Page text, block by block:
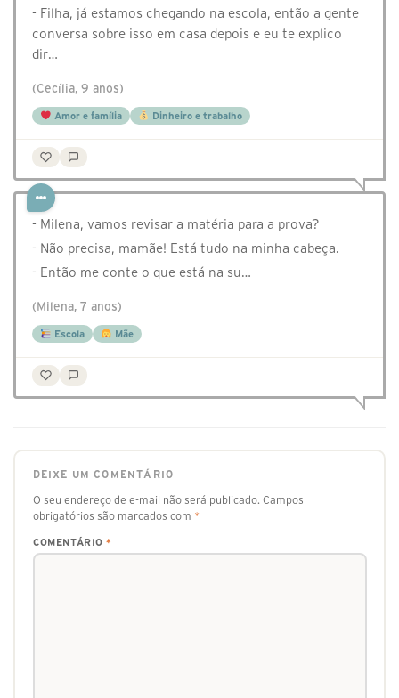
- Filha, já estamos chegando na escola, então a gente
conversa sobre isso em casa depois e eu te explico
dir…
(Cecília, 9 anos)
Amor e família Dinheiro e trabalho
- Milena, vamos revisar a matéria para a prova?
- Não precisa, mamãe! Está tudo na minha cabeça.
- Então me conte o que está na su…
(Milena, 7 anos)
Escola Mãe
DEIXE UM COMENTÁRIO
O seu endereço de e-mail não será publicado. Campos
obrigatórios são marcados com *
COMENTÁRIO *